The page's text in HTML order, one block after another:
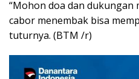
“Mohon doa dan dukungan
cabor menembak bisa
tuturnya. (BTM /r)